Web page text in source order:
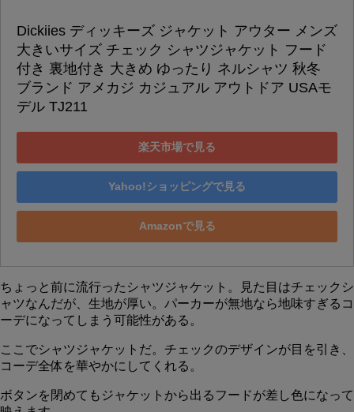
Dickiies ディッキーズ ジャケット アウター メンズ
大きいサイズ チェック シャツジャケット フード
付き 裏地付き 大きめ ゆったり ネルシャツ 秋冬
ブランド アメカジ カジュアル アウトドア USAモ
デル TJ211
楽天市場で見る
Yahoo!ショッピングで見る
Amazonで見る
ちょっと前に流行ったシャツジャケット。見た目はチェックシ
ャツなんだが、生地が厚い。パーカーが無地なら地味すぎるコ
ーデになってしまう可能性がある。
ここでシャツジャケットだ。チェックのデザインが目を引き、
コーデ全体を華やかにしてくれる。
ボタンを閉めてもジャケットから出るフードが差し色になって